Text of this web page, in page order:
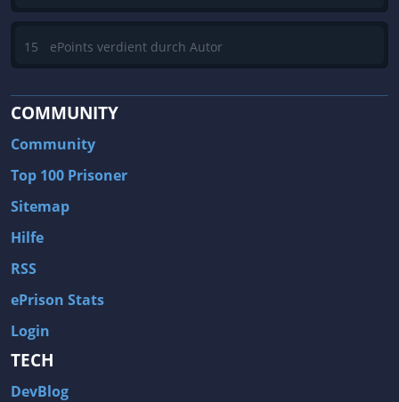
15 ePoints verdient durch Autor
COMMUNITY
Community
Top 100 Prisoner
Sitemap
Hilfe
RSS
ePrison Stats
Login
TECH
DevBlog